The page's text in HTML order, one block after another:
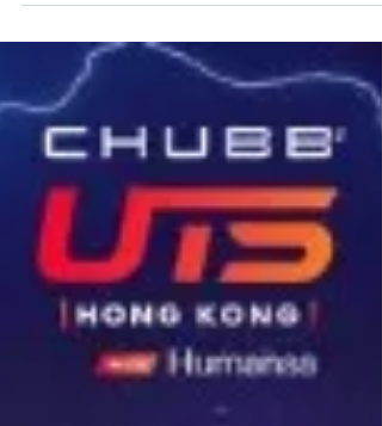
Chubb UTS Hong Kong
with Humansa 賽事消息
（香港，2025年10月12日）「Chubb UTS Hong
Kong 2025 with Humansa」將於2025年10 月14
至 15 日在啟德體育園啟德體藝館盛大上演。全球
目的創新網球賽事 Ultimate Tennis Showdown
（UTS）首度進軍亞洲，並以香港作為首站。 賽事
進入最後倒數，本地球迷正熱切期待賽事周二揭
幕。參賽選手們已陸續抵達香港，包括黃澤林、盧
比利夫 （Andrey Rublev）等球手抓緊機會在啟德
體藝館場地練習。賽事明星球員商竣程、文拿連奴